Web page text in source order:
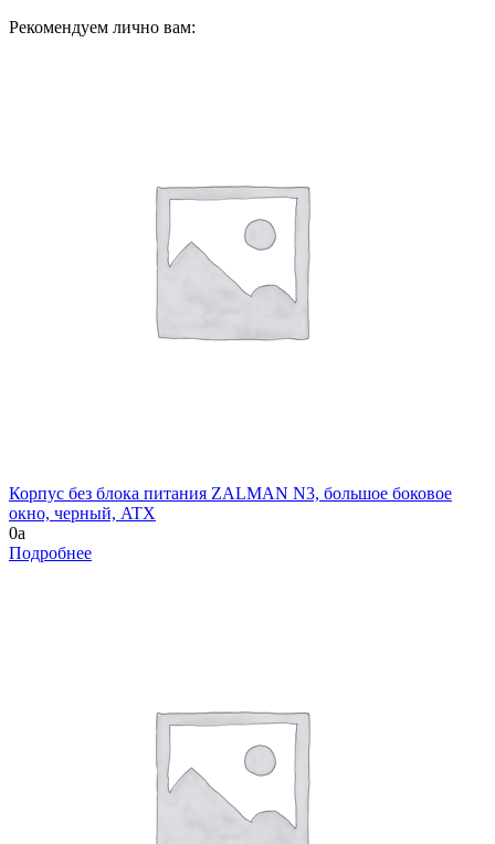
Рекомендуем лично вам:
Корпус без блока питания ZALMAN N3, большое боковое
окно, черный, ATX
0a
Подробнее